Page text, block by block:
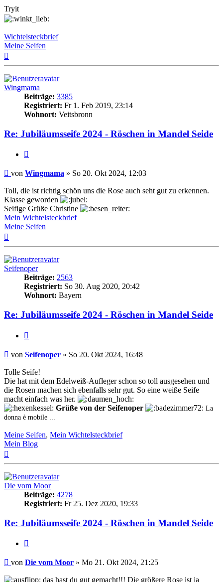
Tryit
Wichtelsteckbrief
Meine Seifen
Wingmama
Beiträge: 3385
Registriert: Fr 1. Feb 2019, 23:14
Wohnort: Veitsbronn
Re: Jubiläumsseife 2024 - Röschen in Mandel Seide
Beitrag
von Wingmama » So 20. Okt 2024, 12:03
Toll, die ist richtig schön uns die Rose auch seht gut zu erkennen.
Klasse geworden
Seifige Grüße Christine
Mein Wichtelsteckbrief
Meine Seifen
Seifenoper
Beiträge: 2563
Registriert: So 30. Aug 2020, 20:42
Wohnort: Bayern
Re: Jubiläumsseife 2024 - Röschen in Mandel Seide
Beitrag
von Seifenoper » So 20. Okt 2024, 16:48
Tolle Seife!
Die hat mit dem Edelweiß-Aufleger schon so toll ausgesehen und
die Rosen machen sich ebenfalls sehr gut. So eine weiße Seife
macht einfach was her.
Grüße von der Seifenoper
La
donna è mobile ...
Meine Seifen, Mein Wichtelsteckbrief
Mein Blog
Die vom Moor
Beiträge: 4278
Registriert: Fr 25. Dez 2020, 19:33
Re: Jubiläumsseife 2024 - Röschen in Mandel Seide
Beitrag
von Die vom Moor » Mo 21. Okt 2024, 21:25
das hast du gut gemacht!!! Die größere Rose ist ja